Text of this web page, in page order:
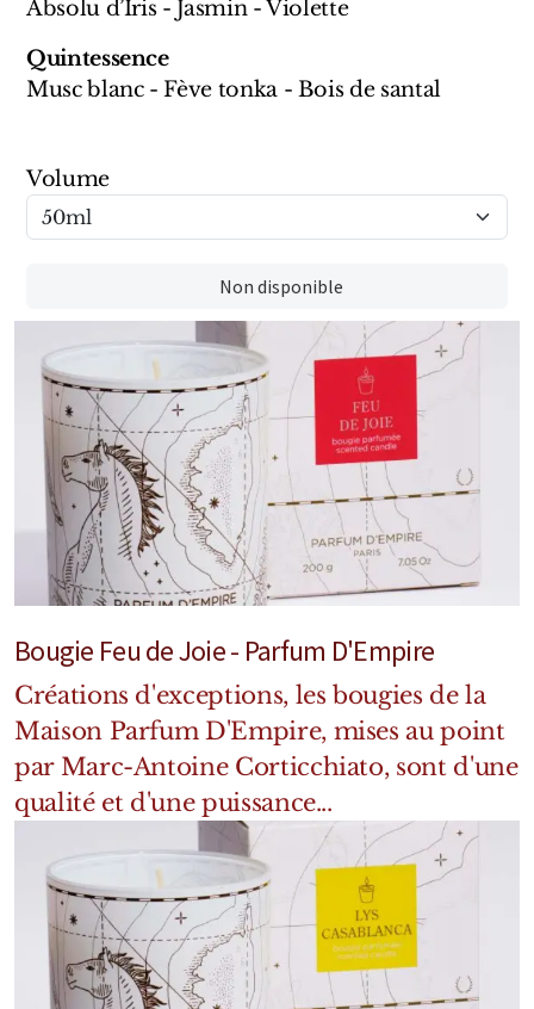
Absolu d’Iris - Jasmin - Violette
Quintessence
Musc blanc - Fève tonka - Bois de santal
Volume
Non disponible
Bougie Feu de Joie - Parfum D'Empire
Créations d'exceptions, les bougies de la
Maison Parfum D'Empire, mises au point
par Marc-Antoine Corticchiato, sont d'une
qualité et d'une puissance...
Pour Lui
Mixte
Bougies
Cosmétiques